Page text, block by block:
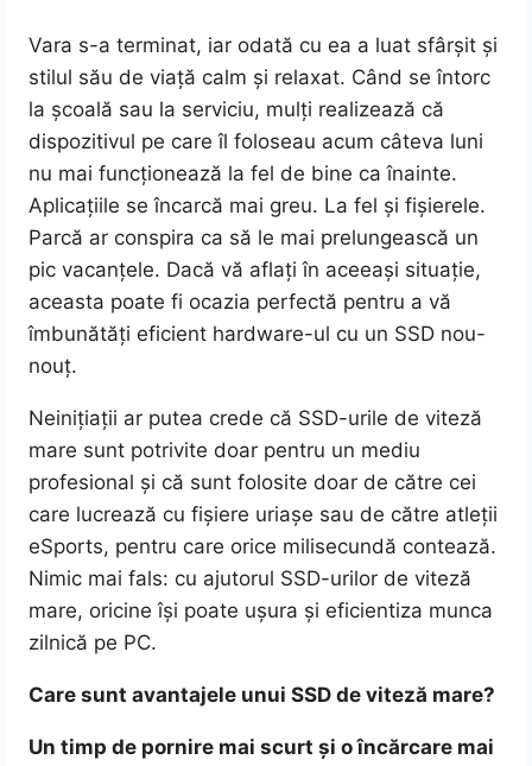
Vara s-a terminat, iar odată cu ea a luat sfârșit și
stilul său de viață calm și relaxat. Când se întorc
la școală sau la serviciu, mulți realizează că
dispozitivul pe care îl foloseau acum câteva luni
nu mai funcționează la fel de bine ca înainte.
Aplicațiile se încarcă mai greu. La fel și fișierele.
Parcă ar conspira ca să le mai prelungească un
pic vacanțele. Dacă vă aflați în aceeași situație,
aceasta poate fi ocazia perfectă pentru a vă
îmbunătăți eficient hardware-ul cu un SSD nou-
nouț.
Neinițiații ar putea crede că SSD-urile de viteză
mare sunt potrivite doar pentru un mediu
profesional și că sunt folosite doar de către cei
care lucrează cu fișiere uriașe sau de către atleții
eSports, pentru care orice milisecundă contează.
Nimic mai fals: cu ajutorul SSD-urilor de viteză
mare, oricine își poate ușura și eficientiza munca
zilnică pe PC.
Care sunt avantajele unui SSD de viteză mare?
Un timp de pornire mai scurt și o încărcare mai